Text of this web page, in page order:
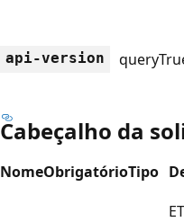
api-version query
Cabeçalho da
NomeObrigatórioTipo